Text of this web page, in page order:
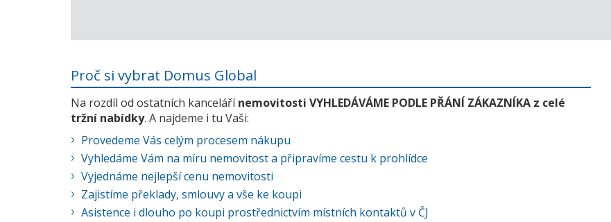
Proč si vybrat Domus Global
Na rozdíl od ostatních kancelářínemovitosti VYHLEDÁVÁME PODLE PŘÁNÍ ZÁKAZNÍKA z celé
tržní nabídky. A najdeme i tu Vaši:
Provedeme Vás celým procesem nákupu
Vyhledáme Vám na míru nemovitost a připravíme cestu k prohlídce
Vyjednáme nejlepší cenu nemovitosti
Zajistíme překlady, smlouvy a vše ke koupi
Asistence i dlouho po koupi prostřednictvím místních kontaktů v ČJ